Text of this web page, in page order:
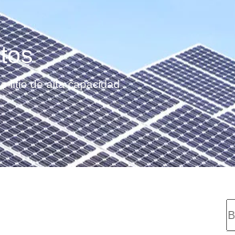
litio de alta capacidad